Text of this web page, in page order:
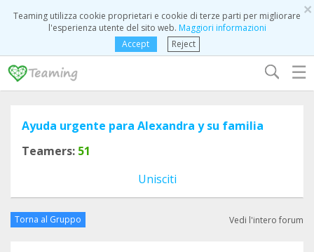
×
Teaming utilizza cookie proprietari e cookie di terze parti per migliorare
l'esperienza utente del sito web. Maggiori informazioni
Accept
Reject
☰
Ayuda urgente para Alexandra y su familia
Teamers: 51
Unisciti
Torna al Gruppo Vedi l'intero forum